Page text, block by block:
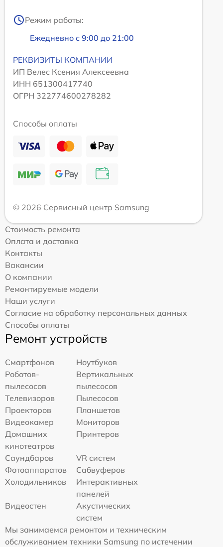
Режим работы:
Ежедневно с 9:00 до 21:00
РЕКВИЗИТЫ КОМПАНИИ
ИП Велес Ксения Алексеевна
ИНН 651300417740
ОГРН 322774600278282
Способы оплаты
© 2026 Сервисный центр Samsung
Стоимость ремонта
Оплата и доставка
Контакты
Вакансии
О компании
Ремонтируемые модели
Наши услуги
Согласие на обработку персональных данных
Способы оплаты
Ремонт устройств
Смартфонов
Ноутбуков
Роботов-
пылесосов
Вертикальных
пылесосов
Телевизоров
Пылесосов
Проекторов
Планшетов
Видеокамер
Мониторов
Домашних
кинотеатров
Принтеров
Саундбаров
VR систем
Фотоаппаратов
Сабвуферов
Холодильников
Интерактивных
панелей
Видеостен
Акустических
систем
Мы занимаемся ремонтом и техническим
обслуживанием техники Samsung по истечении